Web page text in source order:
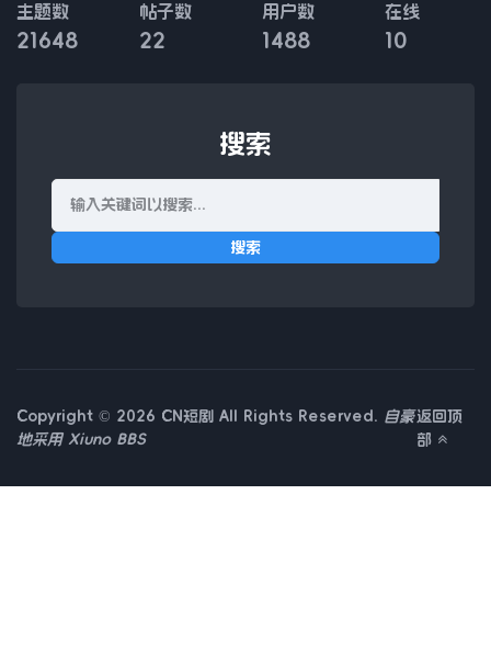
主题数
21648
帖子数
22
用户数
1488
在线
10
搜索
搜索
Copyright © 2026 CN短剧 All Rights Reserved. 自豪
地采用 Xiuno BBS
返回顶
部